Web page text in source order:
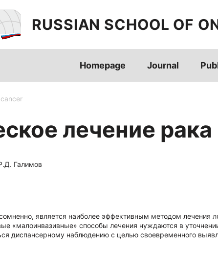
RUSSIAN SCHOOL OF
Homepage Journal
лечение
Галимов
является наиболее эффективным методом лечения
«малоинвазивные» способы лечения нуждаются в
диспансерному наблюдению с целью своевременного